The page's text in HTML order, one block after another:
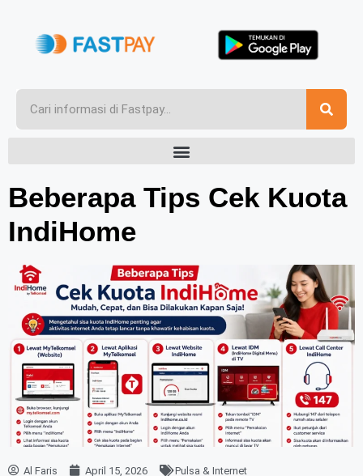
Beberapa Tips Cek Kuota
IndiHome
Al Faris April 15, 2026 Pulsa & Internet